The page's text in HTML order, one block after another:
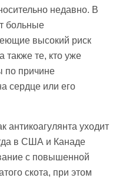
недавно. В
больные
высокий риск
также те, кто уже
по причине
сердце или его
антикоагулянта уходит
в США и Канаде
с повышенной
скота, при этом